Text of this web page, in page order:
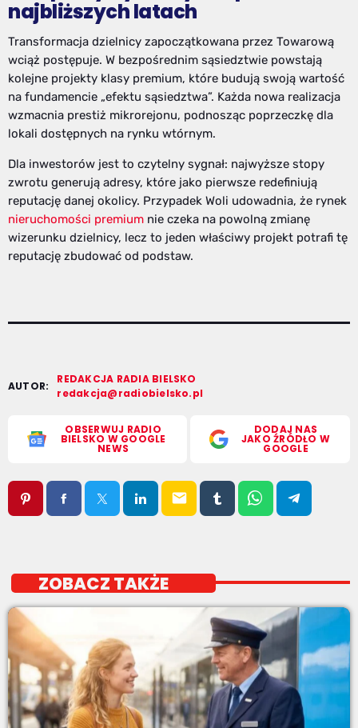
najbliższych latach
Transformacja dzielnicy zapoczątkowana przez Towarową
wciąż postępuje. W bezpośrednim sąsiedztwie powstają
kolejne projekty klasy premium, które budują swoją wartość
na fundamencie „efektu sąsiedztwa”. Każda nowa realizacja
wzmacnia prestiż mikrorejonu, podnosząc poprzeczkę dla
lokali dostępnych na rynku wtórnym.
Dla inwestorów jest to czytelny sygnał: najwyższe stopy
zwrotu generują adresy, które jako pierwsze redefiniują
reputację danej okolicy. Przypadek Woli udowadnia, że rynek
nieruchomości premium nie czeka na powolną zmianę
wizerunku dzielnicy, lecz to jeden właściwy projekt potrafi tę
reputację zbudować od podstaw.
AUTOR:
REDAKCJA RADIA BIELSKO
redakcja@radiobielsko.pl
OBSERWUJ RADIO
BIELSKO W GOOGLE
NEWS
DODAJ NAS
JAKO ŹRÓDŁO W
GOOGLE
email
ZOBACZ TAKŻE